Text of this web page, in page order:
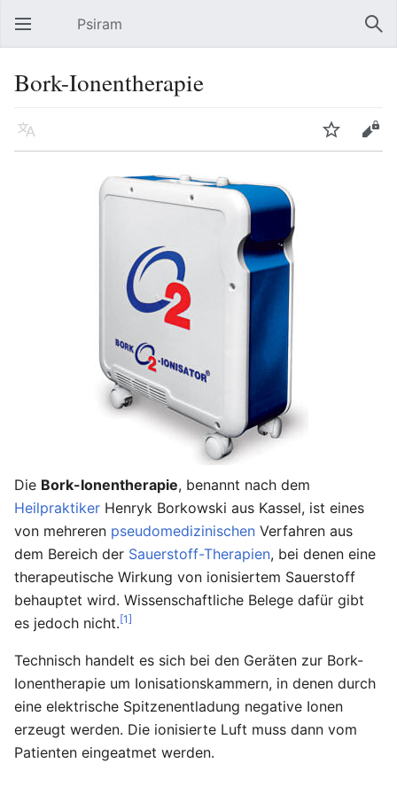
Hauptmenü öffnen Psiram
Bork-Ionentherapie
Sprache Beobachten Bearbeiten
Die Bork-Ionentherapie, benannt nach dem
Heilpraktiker Henryk Borkowski aus Kassel, ist eines
von mehreren pseudomedizinischen Verfahren aus
dem Bereich der Sauerstoff-Therapien, bei denen eine
therapeutische Wirkung von ionisiertem Sauerstoff
behauptet wird. Wissenschaftliche Belege dafür gibt
es jedoch nicht.[1]
Technisch handelt es sich bei den Geräten zur Bork-
Ionentherapie um Ionisationskammern, in denen durch
eine elektrische Spitzenentladung negative Ionen
erzeugt werden. Die ionisierte Luft muss dann vom
Patienten eingeatmet werden.